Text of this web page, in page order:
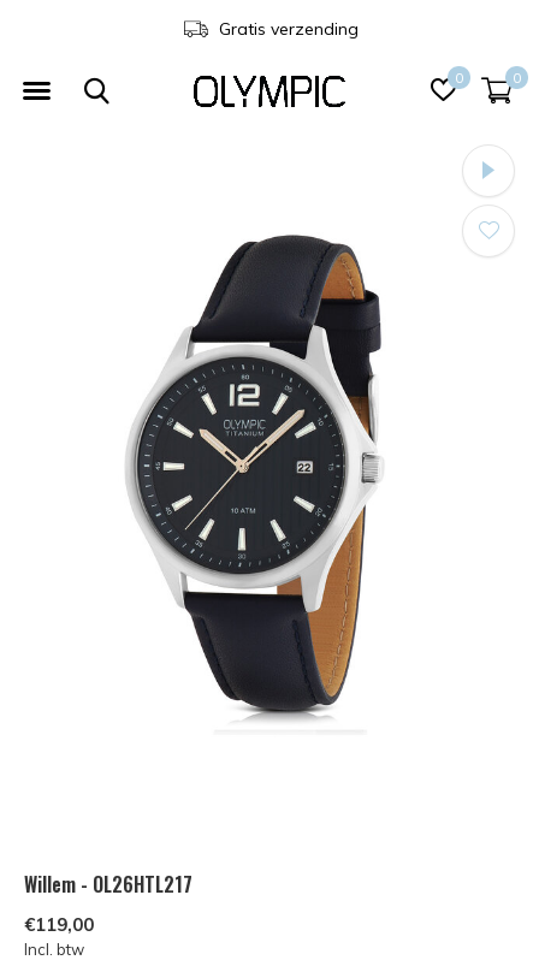
0 0
3 jaar garantie
Willem - OL26HTL217
€119,00
Incl. btw